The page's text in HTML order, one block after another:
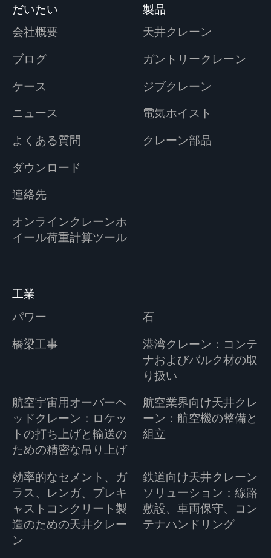
だいたい
会社概要
ブログ
ケース
ニュース
よくある質問
ダウンロード
連絡先
オンラインクレーンホ
イール荷重計算ツール
製品
天井クレーン
ガントリークレーン
ジブクレーン
電気ホイスト
クレーン部品
工業
パワー
石
橋梁工事
港湾クレーン：コンテ
ナおよびバルク材の取
り扱い
航空宇宙用オーバーヘ
ッドクレーン：ロケッ
トの打ち上げと輸送の
ための精密な吊り上げ
航空業界向け天井クレ
ーン：航空機の整備と
組立
効率的なセメント、ガ
ラス、レンガ、プレキ
ャストコンクリート製
造のための天井クレー
ン
鉄道向け天井クレーン
ソリューション：線路
敷設、車両保守、コン
テナハンドリング